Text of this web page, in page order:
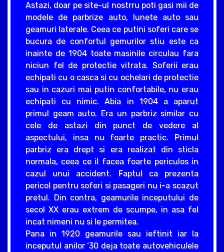
Astazi, doar pe site-ul nostrru poti gasi mii de
modele de parbrize auto, lunete auto sau
geamuri laterale. Ceea ce putini soferi care se
bucura de confortul gemurilor stiu este ca
inainte de 1904 toate masinile circulau fara
niciun fel de protectie vitrata. Soferii erau
echipati cu o casca si cu ochelari de protectie
sau in cazuri mai putin confortabile, nu erau
echipati cu nimic. Abia in 1904 a aparut
primul geam auto. Era un parbriz similar cu
cele de astazi din punct de vedere al
aspectului, insa nu foarte practic. Primul
parbriz era drept si era realizat din sticla
normala, ceea ce il facea foarte periculos in
cazul unui accident. Faptul ca prezenta
pericol pentru soferi si pasageri nu i-a scazut
pretul. Din contra, geamurile inceputului de
secol XX erau extrem de scumpe, in asa fel
incat nimeni nu si le permitea.
Pana in 1920 geamurile sau ieftinit iar la
inceputul anilor ‘30 deja toate autovehiculele